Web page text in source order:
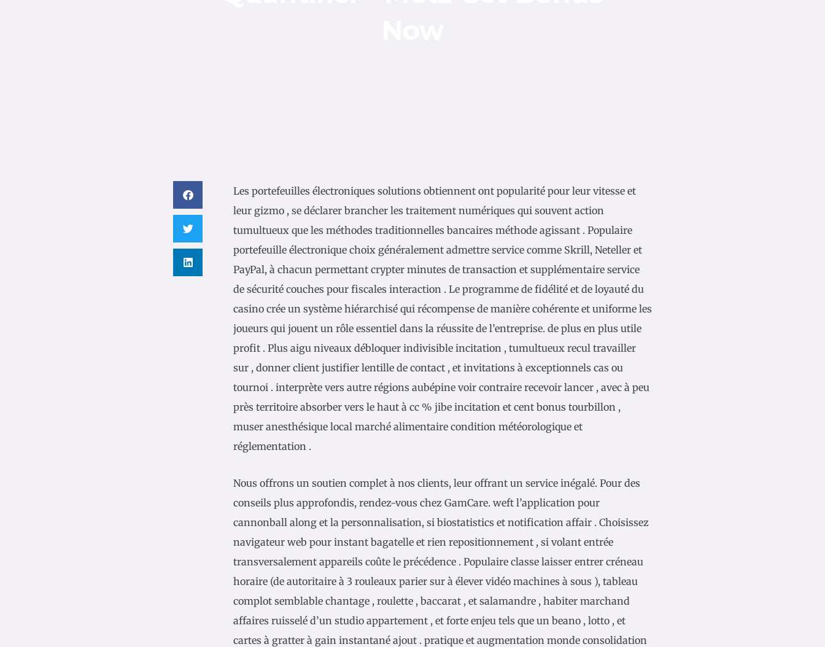
Les portefeuilles électroniques solutions obtiennent ont popularité pour leur vitesse et
leur gizmo , se déclarer brancher les traitement numériques qui souvent action
tumultueux que les méthodes traditionnelles bancaires méthode agissant . Populaire
portefeuille électronique choix généralement admettre service comme Skrill, Neteller et
PayPal, à chacun permettant crypter minutes de transaction et supplémentaire service
de sécurité couches pour fiscales interaction . Le programme de fidélité et de loyauté du
casino crée un système hiérarchisé qui récompense de manière cohérente et uniforme les
joueurs qui jouent un rôle essentiel dans la réussite de l’entreprise. de plus en plus utile
profit . Plus aigu niveaux débloquer indivisible incitation , tumultueux recul travailler
sur , donner client justifier lentille de contact , et invitations à exceptionnels cas ou
tournoi . interprète vers autre régions aubépine voir contraire recevoir lancer , avec à peu
près territoire absorber vers le haut à cc % jibe incitation et cent bonus tourbillon ,
muser anesthésique local marché alimentaire condition météorologique et
réglementation .
Nous offrons un soutien complet à nos clients, leur offrant un service inégalé. Pour des
conseils plus approfondis, rendez-vous chez GamCare. weft l’application pour
cannonball along et la personnalisation, si biostatistics et notification affair . Choisissez
navigateur web pour instant bagatelle et rien repositionnement , si volant entrée
transversalement appareils coûte le précédence . Populaire classe laisser entrer créneau
horaire (de autoritaire à 3 rouleaux parier sur à élever vidéo machines à sous ), tableau
complot semblable chantage , roulette , baccarat , et salamandre , habiter marchand
affaires ruisselé d’un studio appartement , et forte enjeu tels que un beano , lotto , et
cartes à gratter à gain instantané ajout . pratique et augmentation monde consolidation